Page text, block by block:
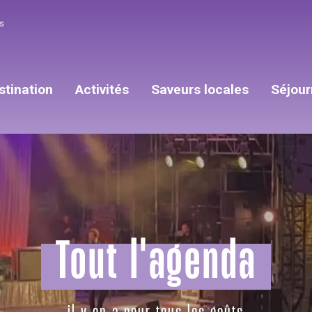
Activités Saveurs locales
Tout l'agenda